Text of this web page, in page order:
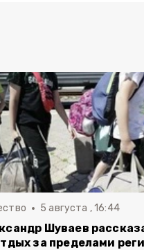
5 августа , 16:44
Шуваев
за пределами